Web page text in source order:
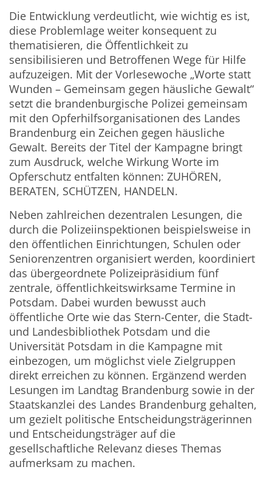
Die Entwicklung verdeutlicht, wie wichtig es ist,
diese Problemlage weiter konsequent zu
thematisieren, die Öffentlichkeit zu
sensibilisieren und Betroffenen Wege für Hilfe
aufzuzeigen. Mit der Vorlesewoche „Worte statt
Wunden – Gemeinsam gegen häusliche Gewalt“
setzt die brandenburgische Polizei gemeinsam
mit den Opferhilfsorganisationen des Landes
Brandenburg ein Zeichen gegen häusliche
Gewalt. Bereits der Titel der Kampagne bringt
zum Ausdruck, welche Wirkung Worte im
Opferschutz entfalten können: ZUHÖREN,
BERATEN, SCHÜTZEN, HANDELN.
Neben zahlreichen dezentralen Lesungen, die
durch die Polizeiinspektionen beispielsweise in
den öffentlichen Einrichtungen, Schulen oder
Seniorenzentren organisiert werden, koordiniert
das übergeordnete Polizeipräsidium fünf
zentrale, öffentlichkeitswirksame Termine in
Potsdam. Dabei wurden bewusst auch
öffentliche Orte wie das Stern-Center, die Stadt-
und Landesbibliothek Potsdam und die
Universität Potsdam in die Kampagne mit
einbezogen, um möglichst viele Zielgruppen
direkt erreichen zu können. Ergänzend werden
Lesungen im Landtag Brandenburg sowie in der
Staatskanzlei des Landes Brandenburg gehalten,
um gezielt politische Entscheidungsträgerinnen
und Entscheidungsträger auf die
gesellschaftliche Relevanz dieses Themas
aufmerksam zu machen.